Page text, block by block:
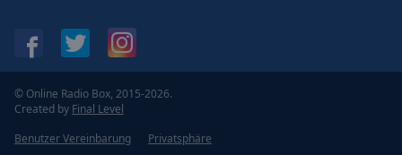
SR kultur
SR 3 Saarlandwelle
SWR Kultur
© Online Radio Box, 2015-2026.
Created by Final Level
Benutzer Vereinbarung
Privatsphäre